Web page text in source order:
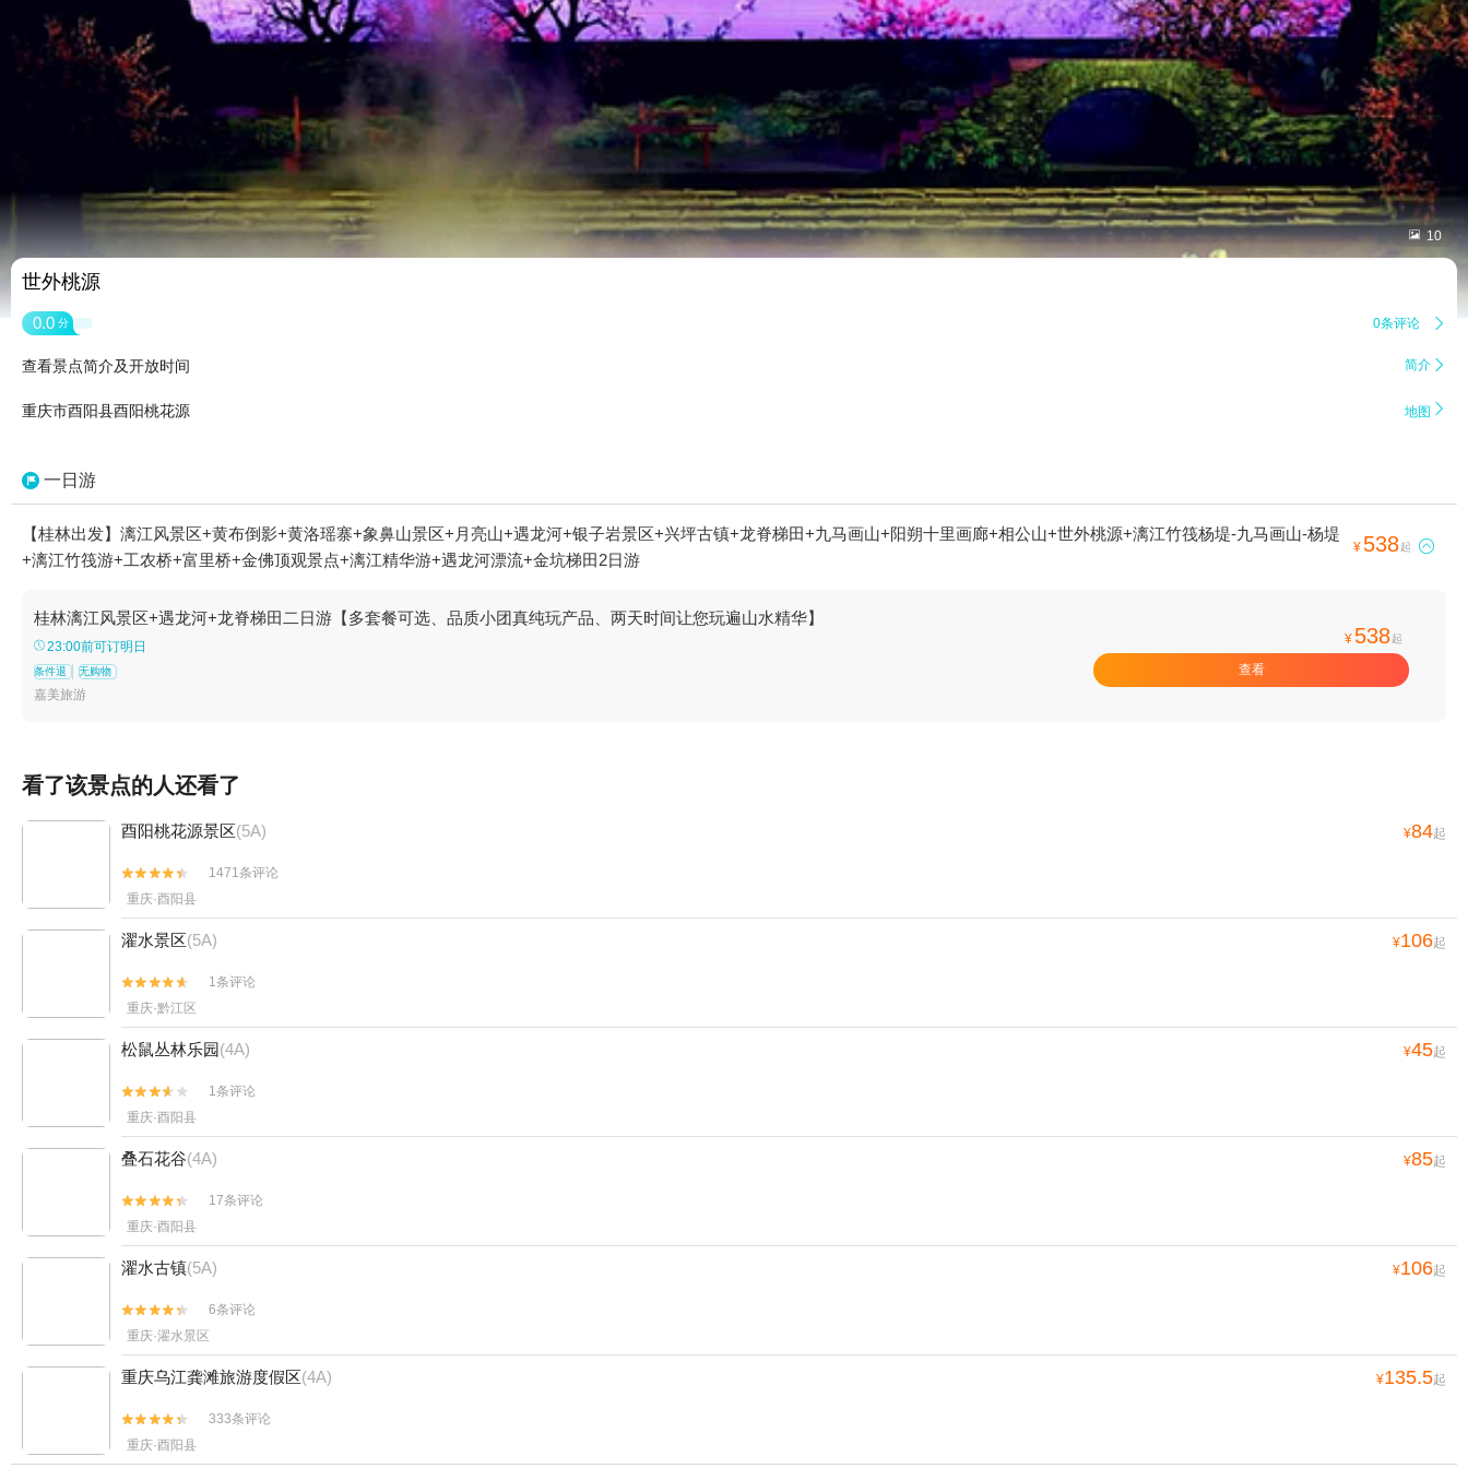
 10
世外桃源
0.0 分 0条评论 
查看景点简介及开放时间 简介 
重庆市酉阳县酉阳桃花源 地图 
一日游
【桂林出发】漓江风景区+黄布倒影+黄洛瑶寨+象鼻山景区+月亮山+遇龙河+银子岩景区+兴坪古镇+龙脊梯田+九马画山+阳朔十里画廊+相公山+世外桃源+漓江竹筏杨堤-九马画山-杨堤
+漓江竹筏游+工农桥+富里桥+金佛顶观景点+漓江精华游+遇龙河漂流+金坑梯田2日游
¥ 538起 
桂林漓江风景区+遇龙河+龙脊梯田二日游【多套餐可选、品质小团真纯玩产品、两天时间让您玩遍山水精华】
23:00前可订明日
条件退 无购物
嘉美旅游
¥ 538起
查看
看了该景点的人还看了
酉阳桃花源景区(5A) ¥84起


1471条评论
重庆·酉阳县
濯水景区(5A) ¥106起


1条评论
重庆·黔江区
松鼠丛林乐园(4A) ¥45起


1条评论
重庆·酉阳县
叠石花谷(4A) ¥85起


17条评论
重庆·酉阳县
濯水古镇(5A) ¥106起


6条评论
重庆·濯水景区
重庆乌江龚滩旅游度假区(4A) ¥135.5起


333条评论
重庆·酉阳县